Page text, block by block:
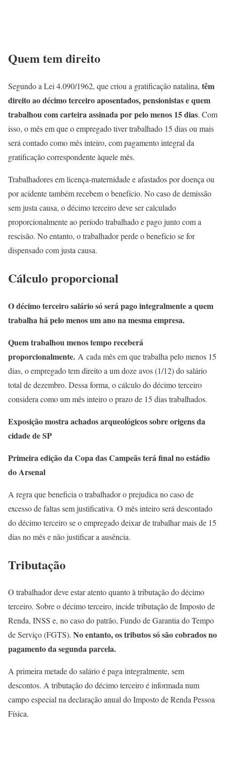
Quem tem direito
Segundo a Lei 4.090/1962, que criou a gratificação natalina, têm
direito ao décimo terceiro aposentados, pensionistas e quem
trabalhou com carteira assinada por pelo menos 15 dias. Com
isso, o mês em que o empregado tiver trabalhado 15 dias ou mais
será contado como mês inteiro, com pagamento integral da
gratificação correspondente àquele mês.
Trabalhadores em licença-maternidade e afastados por doença ou
por acidente também recebem o benefício. No caso de demissão
sem justa causa, o décimo terceiro deve ser calculado
proporcionalmente ao período trabalhado e pago junto com a
rescisão. No entanto, o trabalhador perde o benefício se for
dispensado com justa causa.
Cálculo proporcional
O décimo terceiro salário só será pago integralmente a quem
trabalha há pelo menos um ano na mesma empresa.
Quem trabalhou menos tempo receberá
proporcionalmente. A cada mês em que trabalha pelo menos 15
dias, o empregado tem direito a um doze avos (1/12) do salário
total de dezembro. Dessa forma, o cálculo do décimo terceiro
considera como um mês inteiro o prazo de 15 dias trabalhados.
Exposição mostra achados arqueológicos sobre origens da
cidade de SP
Primeira edição da Copa das Campeãs terá final no estádio
do Arsenal
A regra que beneficia o trabalhador o prejudica no caso de
excesso de faltas sem justificativa. O mês inteiro será descontado
do décimo terceiro se o empregado deixar de trabalhar mais de 15
dias no mês e não justificar a ausência.
Tributação
O trabalhador deve estar atento quanto à tributação do décimo
terceiro. Sobre o décimo terceiro, incide tributação de Imposto de
Renda, INSS e, no caso do patrão, Fundo de Garantia do Tempo
de Serviço (FGTS). No entanto, os tributos só são cobrados no
pagamento da segunda parcela.
A primeira metade do salário é paga integralmente, sem
descontos. A tributação do décimo terceiro é informada num
campo especial na declaração anual do Imposto de Renda Pessoa
Física.